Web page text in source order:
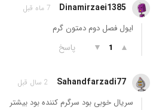
Dinamirzaei1385 7 ماه قبل
ایول فصل دوم دمتون گرم
▲
1
▼ پاسخ
Sahandfarzadi77 2 سال قبل
سریال خوبی بود سرگرم کننده بود بیشتر